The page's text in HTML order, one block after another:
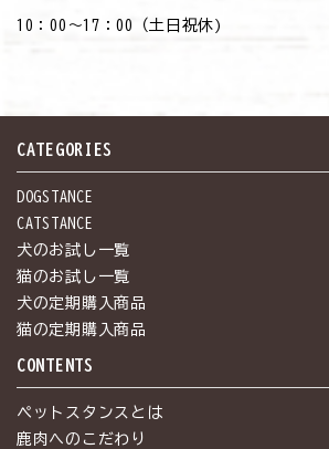
10：00～17：00（土日祝休)
CATEGORIES
DOGSTANCE
CATSTANCE
犬のお試し一覧
猫のお試し一覧
犬の定期購入商品
猫の定期購入商品
CONTENTS
ペットスタンスとは
鹿肉へのこだわり